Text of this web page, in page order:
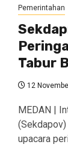
Pemerintahan
Tabur
12
MEDAN |
upacara